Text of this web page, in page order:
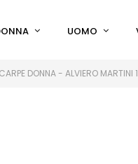
UOMO
DONNA - ALVIERO MARTINI